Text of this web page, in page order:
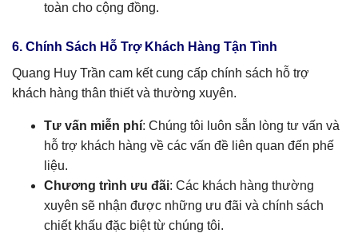
toàn cho cộng đồng.
6. Chính Sách Hỗ Trợ Khách Hàng Tận Tình
Quang Huy Trần cam kết cung cấp chính sách hỗ trợ
khách hàng thân thiết và thường xuyên.
Tư vấn miễn phí: Chúng tôi luôn sẵn lòng tư vấn và
hỗ trợ khách hàng về các vấn đề liên quan đến phế
liệu.
Chương trình ưu đãi: Các khách hàng thường
xuyên sẽ nhận được những ưu đãi và chính sách
chiết khấu đặc biệt từ chúng tôi.